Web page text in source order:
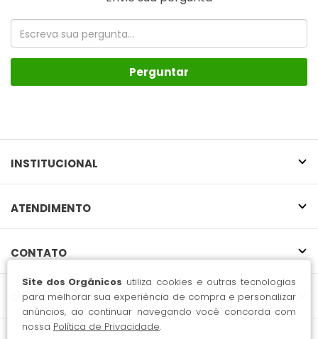
Site dos Orgânicos utiliza cookies e outras tecnologias
para melhorar sua experiência de compra e personalizar
anúncios, ao continuar navegando você concorda com
nossa Política de Privacidade.
Perguntar
INSTITUCIONAL
ATENDIMENTO
CONTATO
SELOS